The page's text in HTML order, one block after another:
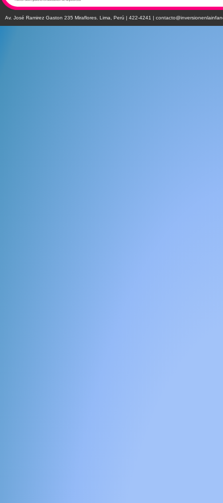
Av. José Ramirez Gaston 235 Miraflores. Lima, Perú | 422-4241 |